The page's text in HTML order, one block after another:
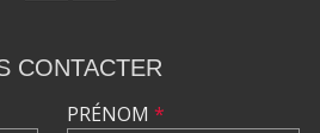
CONTACTER
PRÉNOM *